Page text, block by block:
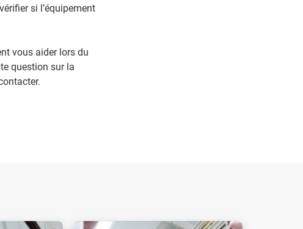
si l’équipement
vous aider lors du
question sur la